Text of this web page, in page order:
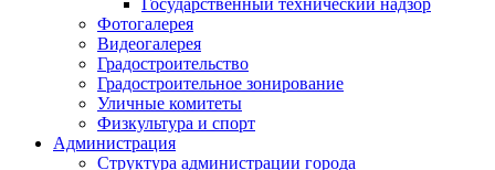
Государственный технический надзор
Фотогалерея
Видеогалерея
Градостроительство
Градостроительное зонирование
Уличные комитеты
Физкультура и спорт
Администрация
Структура администрации города